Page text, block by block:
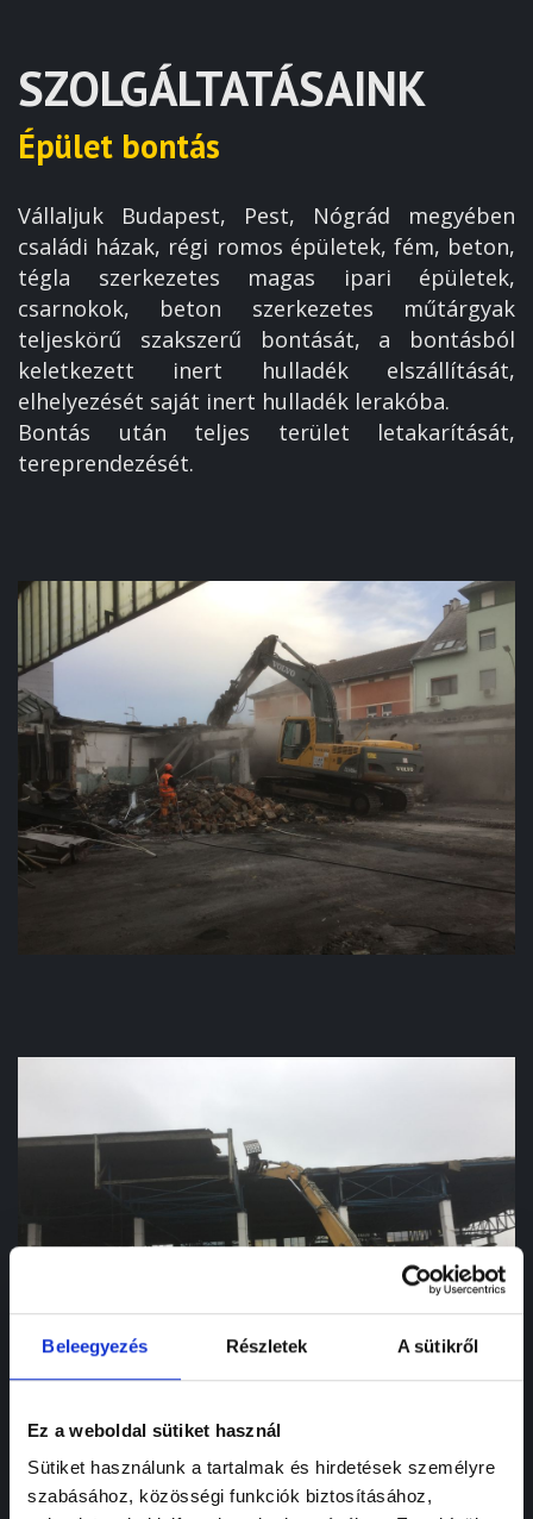
Beleegyezés Részletek A sütikről
Ez a weboldal sütiket használ
Sütiket használunk a tartalmak és hirdetések személyre
szabásához, közösségi funkciók biztosításához,
SZOLGÁLTATÁSAINK
Épület bontás
Vállaljuk Budapest, Pest, Nógrád megyében
családi házak, régi romos épületek, fém, beton,
tégla szerkezetes magas ipari épületek,
csarnokok, beton szerkezetes műtárgyak
teljeskörű szakszerű bontását, a bontásból
keletkezett inert hulladék elszállítását,
elhelyezését saját inert hulladék lerakóba.
Bontás után teljes terület letakarítását,
tereprendezését.